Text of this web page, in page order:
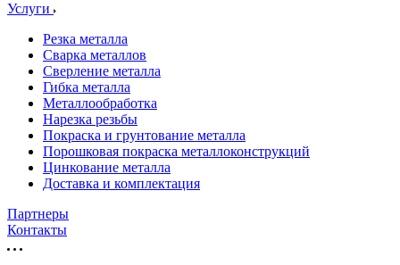
Услуги
Резка металла
Сварка металлов
Сверление металла
Гибка металла
Металлообработка
Нарезка резьбы
Покраска и грунтование металла
Порошковая покраска металлоконструкций
Цинкование металла
Доставка и комплектация
Партнеры
Контакты